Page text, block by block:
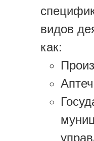
видов
как: